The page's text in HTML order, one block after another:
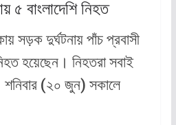
৫ বাংলাদেশি নিহত
সড়ক দুর্ঘটনায় পাঁচ প্রবাসী
হয়েছেন। নিহতরা সবাই
শনিবার (২০ জুন) সকালে